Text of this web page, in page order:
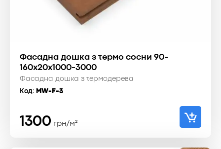
Фасадна дошка з термо сосни 90-
160x20x1000-3000
Фасадна дошка з термодерева
Код: MW-F-3
1300 грн/м²